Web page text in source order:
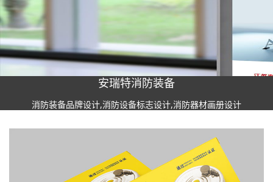
安瑞特消防装备
消防装备品牌设计,消防设备标志设计,消防器材画册设计